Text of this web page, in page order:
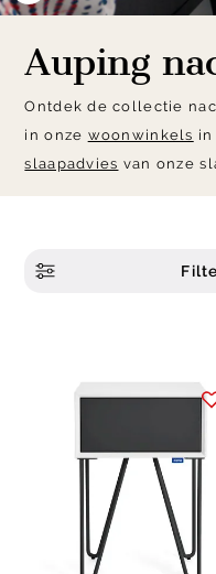
Auping
Ontdek de collectie
in onze woonwinkels in
slaapadvies van onze